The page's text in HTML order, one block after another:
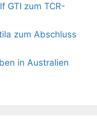
GTI zum TCR-
zum Abschluss
in Australien